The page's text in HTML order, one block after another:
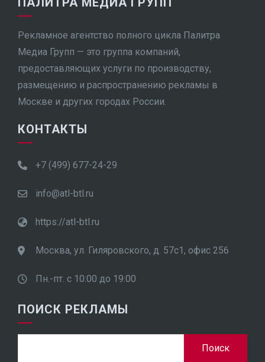
Рекламное агентство полного цикла Палитра
Медиа Групп — это группа компаний,
предоставляющих услуги по производству,
размещению и распространению рекламы в
Москве и других городах России.
КОНТАКТЫ
+7 (499) 677-24-29
info@atl-btl.ru
https://atl-btl.ru
Москва, ул. Гиляровского, д. 57с1, офис 256
Пн.-пт. с 10:00 до 19:00
ПОИСК РЕКЛАМЫ